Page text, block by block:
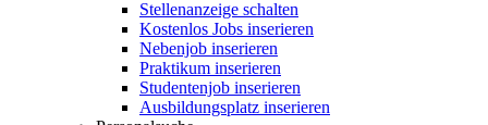
Stellenanzeige schalten
Kostenlos Jobs inserieren
Nebenjob inserieren
Praktikum inserieren
Studentenjob inserieren
Ausbildungsplatz inserieren